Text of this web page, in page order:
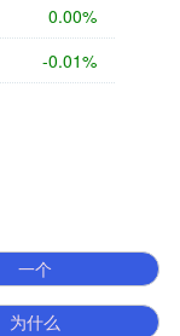
0.00%
-0.01%
一个
为什么